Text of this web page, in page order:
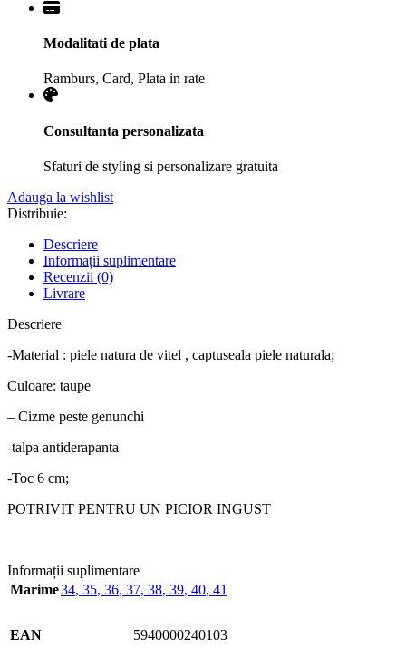
Modalitati de plata
Ramburs, Card, Plata in rate
Consultanta personalizata
Sfaturi de styling si personalizare gratuita
Adauga la wishlist
Distribuie:
Descriere
Informații suplimentare
Recenzii (0)
Livrare
Descriere
-Material : piele natura de vitel , captuseala piele naturala;
Culoare: taupe
– Cizme peste genunchi
-talpa antiderapanta
-Toc 6 cm;
POTRIVIT PENTRU UN PICIOR INGUST
Informații suplimentare
Marime34, 35, 36, 37, 38, 39, 40, 41
EAN 5940000240103